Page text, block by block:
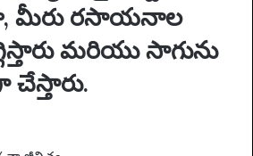
మీరు రసాయనాల
మరియు సాగును
చేస్తారు.